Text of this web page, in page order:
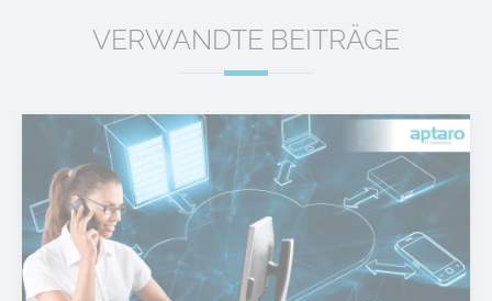
VERWANDTE BEITRÄGE